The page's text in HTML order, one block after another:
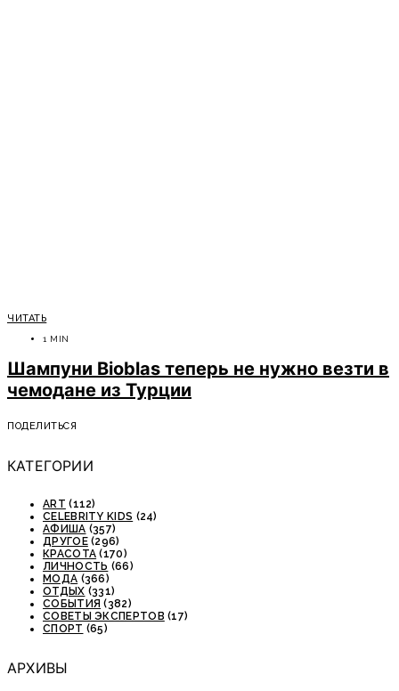
ЧИТАТЬ
1 MIN
Шампуни Bioblas теперь не нужно везти в
чемодане из Турции
ПОДЕЛИТЬСЯ
КАТЕГОРИИ
ART (112)
CELEBRITY KIDS (24)
АФИША (357)
ДРУГОЕ(296)
КРАСОТА (170)
ЛИЧНОСТЬ (66)
МОДА (366)
ОТДЫХ (331)
СОБЫТИЯ (382)
СОВЕТЫ ЭКСПЕРТОВ (17)
СПОРТ (65)
АРХИВЫ